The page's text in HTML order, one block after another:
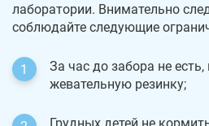
лаборатории. Внимательно
соблюдайте следующие
За час до забора не
жевательную резинку;
Грудных детей не